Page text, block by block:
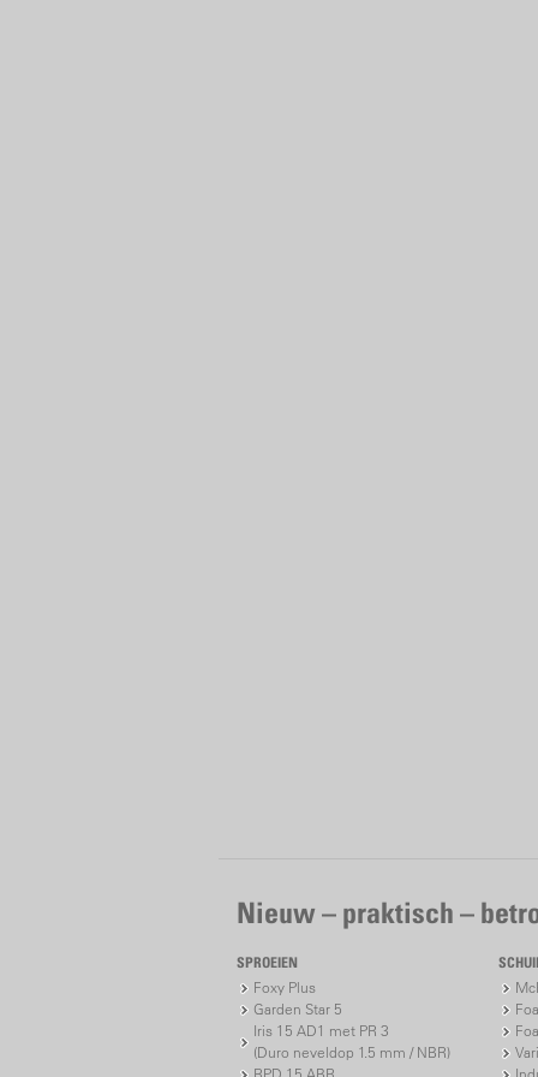
Nieuw – praktisch –
SPROEIEN
Foxy Plus
Garden Star 5
Iris 15 AD1 met PR 3
(Duro neveldop 1.5 mm / NBR)